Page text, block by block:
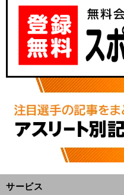
サービス